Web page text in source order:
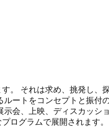
。 それは求め、挑発し、
ートをコンセプトと振付
会、上映、ディスカッシ
ログラムで展開されます。